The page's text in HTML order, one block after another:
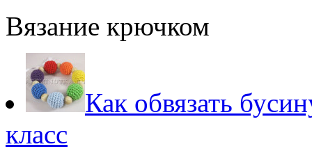
Вязание крючком
Как обвязать
класс